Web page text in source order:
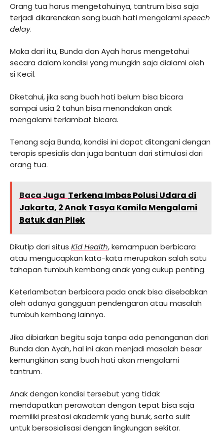
Orang tua harus mengetahuinya, tantrum bisa saja
terjadi dikarenakan sang buah hati mengalamispeech
delay.
Maka dari itu, Bunda dan Ayah harus mengetahui
secara dalam kondisi yang mungkin saja dialami oleh
si Kecil.
Diketahui, jika sang buah hati belum bisa bicara
sampai usia 2 tahun bisa menandakan anak
mengalami terlambat bicara.
Tenang saja Bunda, kondisi ini dapat ditangani dengan
terapis spesialis dan juga bantuan dari stimulasi dari
orang tua.
Baca Juga Terkena Imbas Polusi Udara di
Jakarta, 2 Anak Tasya Kamila Mengalami
Batuk dan Pilek
Dikutip dari situs Kid Health, kemampuan berbicara
atau mengucapkan kata-kata merupakan salah satu
tahapan tumbuh kembang anak yang cukup penting.
Keterlambatan berbicara pada anak bisa disebabkan
oleh adanya gangguan pendengaran atau masalah
tumbuh kembang lainnya.
Jika dibiarkan begitu saja tanpa ada penanganan dari
Bunda dan Ayah, hal ini akan menjadi masalah besar
kemungkinan sang buah hati akan mengalami
tantrum.
Anak dengan kondisi tersebut yang tidak
mendapatkan perawatan dengan tepat bisa saja
memiliki prestasi akademik yang buruk, serta sulit
untuk bersosialisasi dengan lingkungan sekitar.